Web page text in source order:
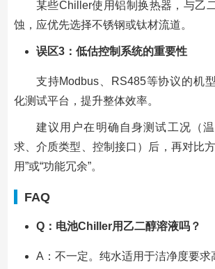
某些Chiller使用铝制换热器，与乙
蚀，应优先选择不锈钢或钛材流道。
误区3：低估控制系统的重要性
支持Modbus、RS485等协议的机
化测试平台，提升整体效率。
建议用户在明确自身测试工况（
求、介质类型、控制接口）后，再对比
用”或“功能冗余”。
FAQ
Q：电池Chiller用乙二醇溶液吗？
A：不一定。纯水适用于洁净度要求